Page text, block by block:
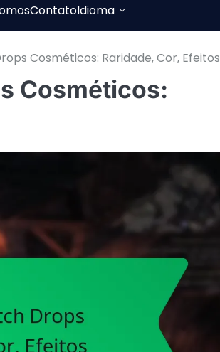
ContatoIdioma
Cosméticos: Raridade, Cor, Efeitos
Cosméticos: